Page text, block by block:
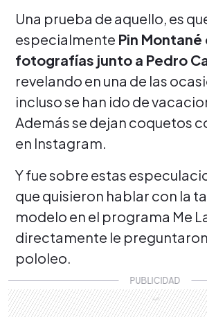
Una prueba de aquello, es
especialmente Pin
fotografías junto a Pedro
revelando en una de las
incluso se han ido de
Además se dejan coquetos
en Instagram.
Y fue sobre estas
que quisieron hablar con la
modelo en el programa Me
directamente le
pololeo.